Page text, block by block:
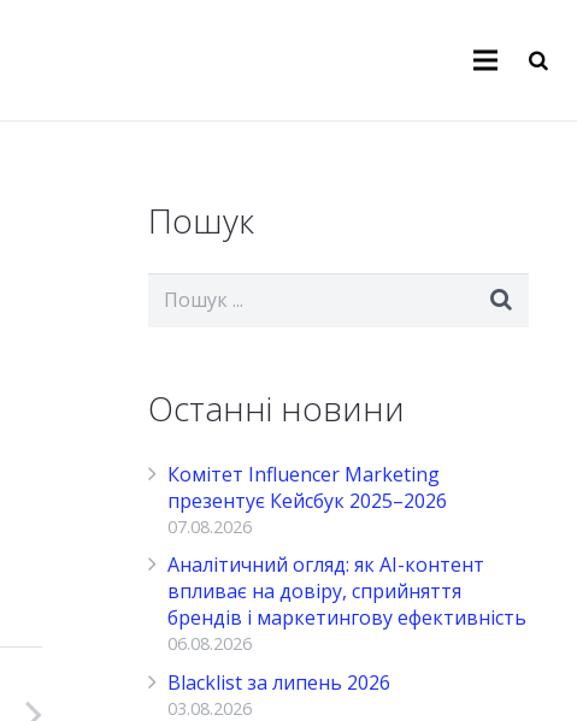
Пошук
Останні новини
Комітет Influencer Marketing
презентує Кейсбук 2025–2026
07.08.2026
Аналітичний огляд: як AI-контент
впливає на довіру, сприйняття
брендів і маркетингову ефективність
06.08.2026
Blacklist за липень 2026
03.08.2026